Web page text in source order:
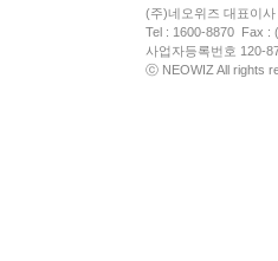
(주)네오위즈 대표이
Tel : 1600-8870 Fax :
사업자등록번호 120-
ⓒ NEOWIZ All rights